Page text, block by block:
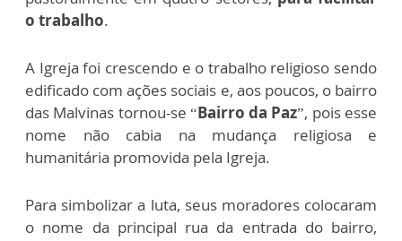
o trabalho.
A Igreja foi crescendo e o trabalho religioso sendo
edificado com ações sociais e, aos poucos, o bairro
das Malvinas tornou-se “Bairro da Paz”, pois esse
nome não cabia na mudança religiosa e
humanitária promovida pela Igreja.
Para simbolizar a luta, seus moradores colocaram
o nome da principal rua da entrada do bairro,